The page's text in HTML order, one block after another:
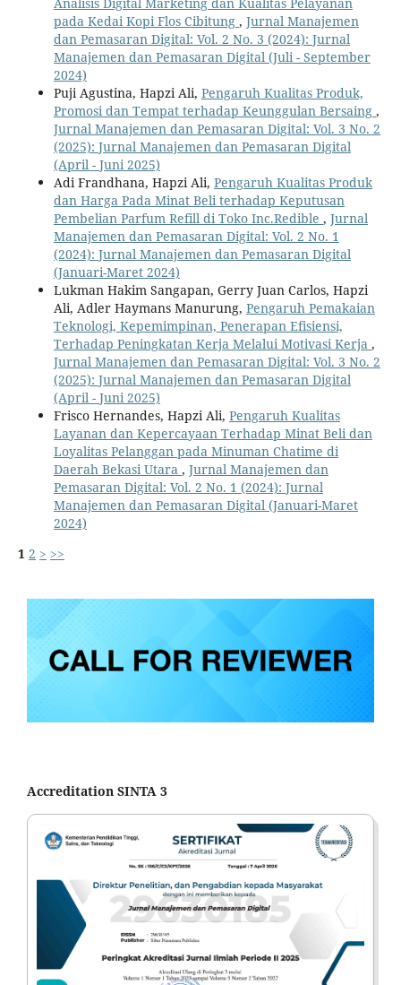
pada Kedai Kopi Flos Cibitung , Jurnal Manajemen
dan Pemasaran Digital: Vol. 2 No. 3 (2024): Jurnal
Manajemen dan Pemasaran Digital (Juli - September
2024)
Puji Agustina, Hapzi Ali, Pengaruh Kualitas Produk,
Promosi dan Tempat terhadap Keunggulan Bersaing ,
Jurnal Manajemen dan Pemasaran Digital: Vol. 3 No. 2
(2025): Jurnal Manajemen dan Pemasaran Digital
(April - Juni 2025)
Adi Frandhana, Hapzi Ali, Pengaruh Kualitas Produk
dan Harga Pada Minat Beli terhadap Keputusan
Pembelian Parfum Refill di Toko Inc.Redible , Jurnal
Manajemen dan Pemasaran Digital: Vol. 2 No. 1
(2024): Jurnal Manajemen dan Pemasaran Digital
(Januari-Maret 2024)
Lukman Hakim Sangapan, Gerry Juan Carlos, Hapzi
Ali, Adler Haymans Manurung, Pengaruh Pemakaian
Teknologi, Kepemimpinan, Penerapan Efisiensi,
Terhadap Peningkatan Kerja Melalui Motivasi Kerja ,
Jurnal Manajemen dan Pemasaran Digital: Vol. 3 No. 2
(2025): Jurnal Manajemen dan Pemasaran Digital
(April - Juni 2025)
Frisco Hernandes, Hapzi Ali, Pengaruh Kualitas
Layanan dan Kepercayaan Terhadap Minat Beli dan
Loyalitas Pelanggan pada Minuman Chatime di
Daerah Bekasi Utara , Jurnal Manajemen dan
Pemasaran Digital: Vol. 2 No. 1 (2024): Jurnal
Manajemen dan Pemasaran Digital (Januari-Maret
2024)
1 2 > >>
Accreditation SINTA 3